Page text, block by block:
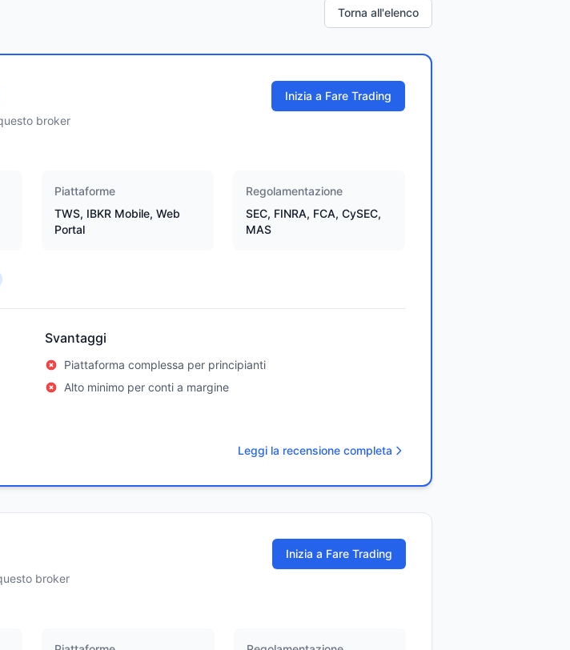
Torna all'elenco
broker
Inizia a Fare Trading
Piattaforme
TWS, IBKR Mobile, Web
Portal
Regolamentazione
SEC, FINRA, FCA, CySEC,
MAS
Svantaggi
Piattaforma complessa per principianti
Alto minimo per conti a margine
Leggi la recensione completa
broker
Inizia a Fare Trading